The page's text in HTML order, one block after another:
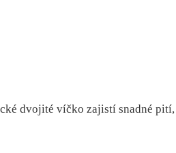
dvojité víčko zajistí snadné